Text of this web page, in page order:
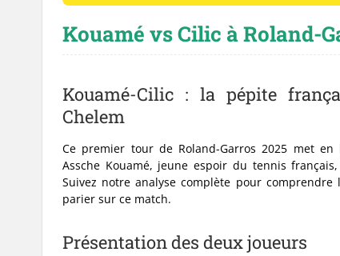
Kouamé vs Cilic à Roland-
Kouamé-Cilic : la pépite
Chelem
Ce premier tour de Roland-Garros 2025 met
Assche Kouamé, jeune espoir du tennis
Suivez notre analyse complète pour
parier sur ce match.
Présentation des deux joueurs